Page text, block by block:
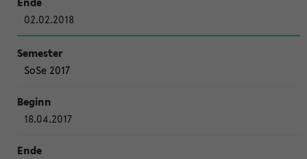
02.02.2018
SoSe 2017
18.04.2017